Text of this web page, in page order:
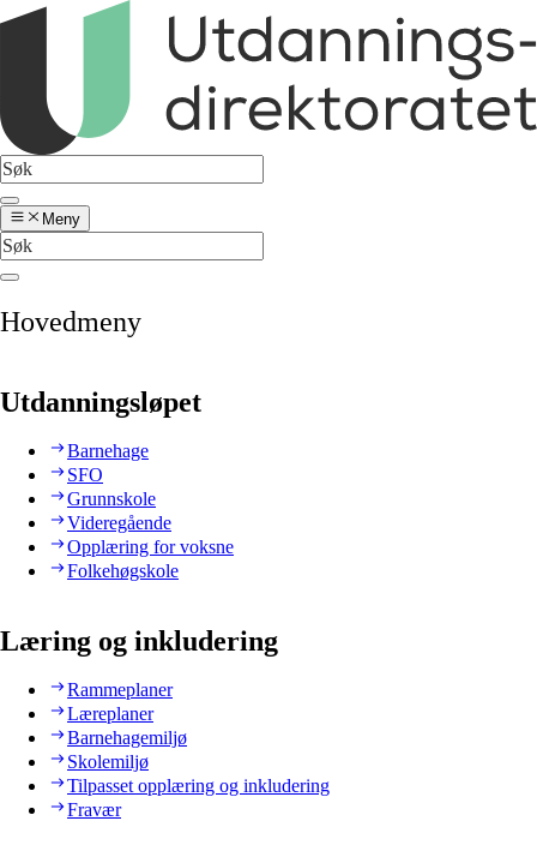
Meny
Hovedmeny
Utdanningsløpet
Barnehage
SFO
Grunnskole
Videregående
Opplæring for voksne
Folkehøgskole
Læring og inkludering
Rammeplaner
Læreplaner
Barnehagemiljø
Skolemiljø
Tilpasset opplæring og inkludering
Fravær